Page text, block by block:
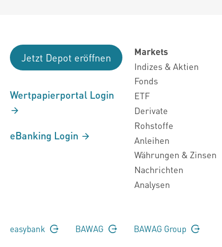
Jetzt Depot eröffnen
Wertpapierportal Login
eBanking Login
Markets
Indizes & Aktien
Fonds
ETF
Derivate
Rohstoffe
Anleihen
Währungen & Zinsen
Nachrichten
Analysen
easybank BAWAG BAWAG Group